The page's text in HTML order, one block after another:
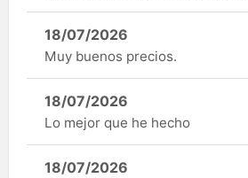
18/07/2026
Muy buenos precios.
18/07/2026
Lo mejor que he hecho
18/07/2026